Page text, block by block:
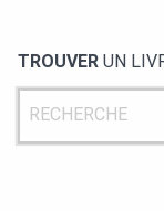
TROUVER UN